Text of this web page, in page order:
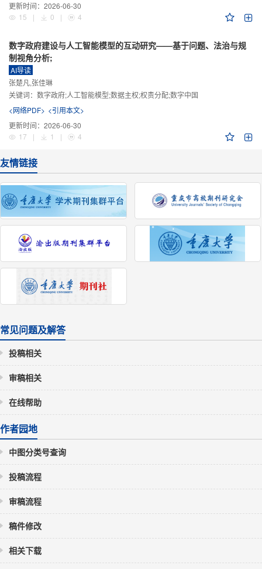
更新时间： 2026-06-30
15
| 0 | 4
数字政府建设与人工智能模型的互动研究——基于问题、法治与规
制视角分析;
AI导读
张楚凡,张佳琳
关键词： 数字政府;人工智能模型;数据主权;权责分配;数字中国
<网络PDF> <引用本文>
更新时间： 2026-06-30
17
| 1 | 4
友情链接
常见问题及解答
投稿相关
审稿相关
在线帮助
作者园地
中图分类号查询
投稿流程
审稿流程
稿件修改
相关下载